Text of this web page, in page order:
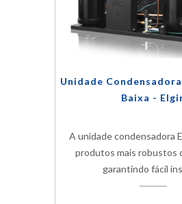
Unidade
Baixa -
A unidade condensadora
produtos mais robustos
garantindo fácil